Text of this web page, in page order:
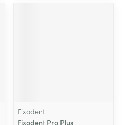
Fixodent
Fixodent Pro Plus